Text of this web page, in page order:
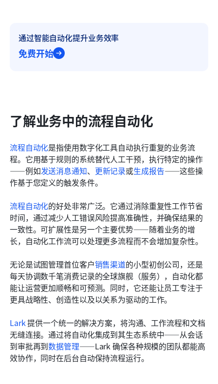
通过智能自动化提升业务效率
免费开始
了解业务中的流程自动化
流程自动化是指使用数字化工具自动执行重复的业务流
程。它用基于规则的系统替代人工干预，执行特定的操作
——例如发送消息通知、 更新记录或生成报告——这些操
作基于您定义的触发条件。
流程自动化的好处非常广泛。它通过消除重复性工作节省
时间，通过减少人工错误风险提高准确性，并确保结果的
一致性。可扩展性是另一个主要优势——随着业务的增
长，自动化工作流可以处理更多流程而不会增加复杂性。
无论是试图管理首位客户销售渠道的小型初创公司，还是
每天协调数千笔消费记录的全球旗舰（服务），自动化都
能让运营更加顺畅和可预测。同时，它还能让员工专注于
更具战略性、创造性以及以关系为驱动的工作。
Lark 提供一个统一的解决方案，将沟通、工作流程和文档
无缝连接。通过将自动化集成到其生态系统中——从会话
到审批再到数据管理——Lark 确保各种规模的团队都能高
效协作，同时在后台自动保持流程运行。